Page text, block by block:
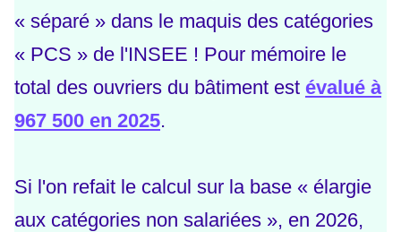
« séparé » dans le maquis des catégories
« PCS » de l'INSEE ! Pour mémoire le
total des ouvriers du bâtiment est évalué à
967 500 en 2025.
Si l'on refait le calcul sur la base « élargie
aux catégories non salariées », en 2026,